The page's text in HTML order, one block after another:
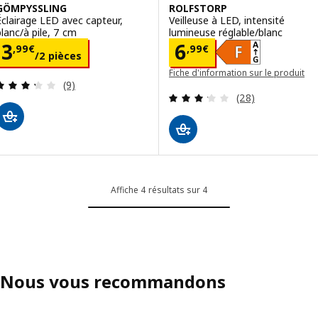
LED avec capteur,
à pile, 7 cm
3,99€
/2 pièces
3,99€/2 pièces
Révision: 3.3 hors de 5 étoiles. Nombre total de
(9)
ROLFSTORP
Veilleuse à LED, intensité
lumineuse réglable/blanc
6,99€
Prix 6,99€
Fiche d'information sur le produit
Révision: 3.2
(28)
Affiche 4 résultats sur 4
Nous vous recommandons